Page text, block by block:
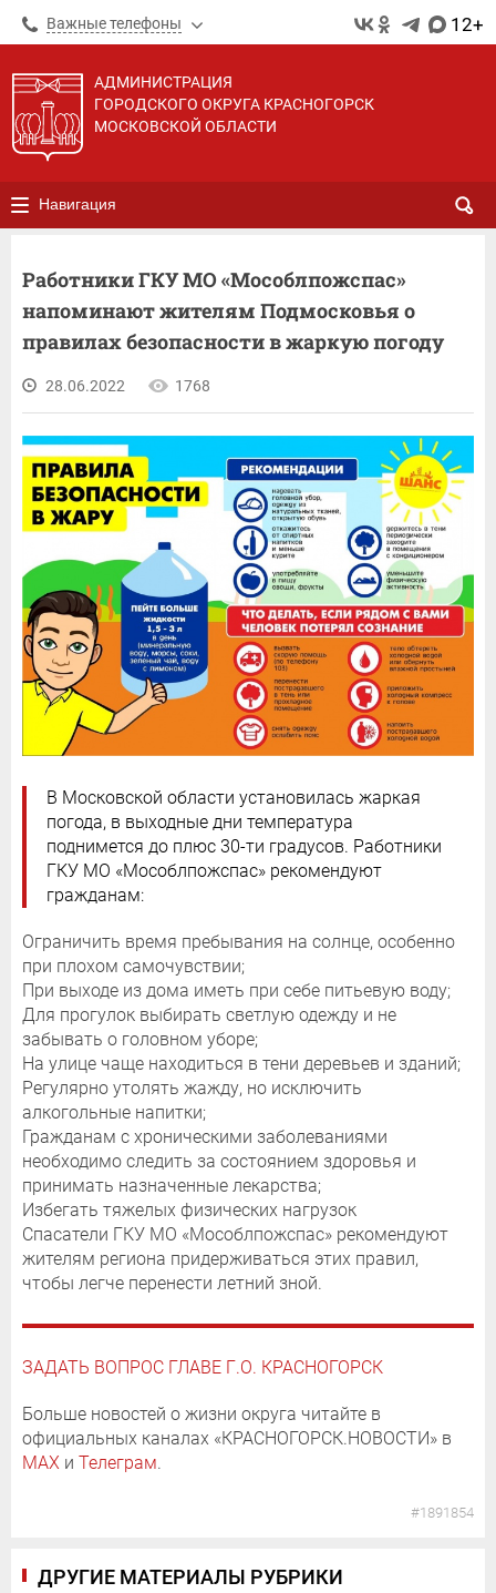
Важные телефоны 12+
АДМИНИСТРАЦИЯ
ГОРОДСКОГО ОКРУГА КРАСНОГОРСК
МОСКОВСКОЙ ОБЛАСТИ
Навигация
Работники ГКУ МО «Мособлпожспас»
напоминают жителям Подмосковья о
правилах безопасности в жаркую погоду
28.06.2022 1768
В Московской области установилась жаркая
погода, в выходные дни температура
поднимется до плюс 30-ти градусов. Работники
ГКУ МО «Мособлпожспас» рекомендуют
гражданам:
Ограничить время пребывания на солнце, особенно
при плохом самочувствии;
При выходе из дома иметь при себе питьевую воду;
Для прогулок выбирать светлую одежду и не
забывать о головном уборе;
На улице чаще находиться в тени деревьев и зданий;
Регулярно утолять жажду, но исключить
алкогольные напитки;
Гражданам с хроническими заболеваниями
необходимо следить за состоянием здоровья и
принимать назначенные лекарства;
Избегать тяжелых физических нагрузок
Спасатели ГКУ МО «Мособлпожспас» рекомендуют
жителям региона придерживаться этих правил,
чтобы легче перенести летний зной.
ЗАДАТЬ ВОПРОС ГЛАВЕ Г.О. КРАСНОГОРСК
Больше новостей о жизни округа читайте в
официальных каналах «КРАСНОГОРСК.НОВОСТИ» в
MAX и Телеграм.
#1891854
ДРУГИЕ МАТЕРИАЛЫ РУБРИКИ